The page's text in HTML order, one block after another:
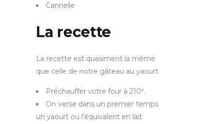
Cannelle
La recette
La recette est quasiment la même
que celle de notre gâteau au yaourt.
Préchauffer votre four à 210º.
On verse dans un premier temps
un yaourt ou l’équivalent en lait